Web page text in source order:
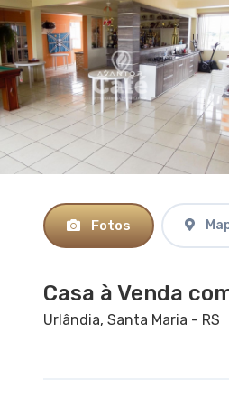
Fotos
Casa à Venda
Urlândia, Santa Maria - RS